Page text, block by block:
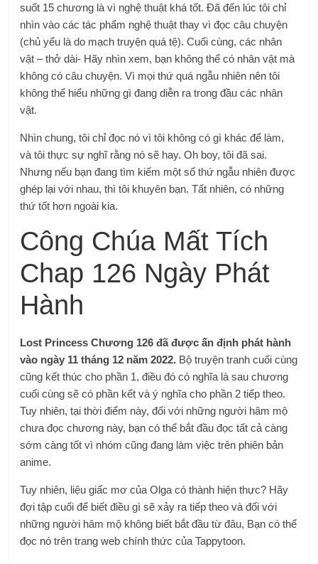
suốt 15 chương là vì nghệ thuật khá tốt. Đã đến lúc tôi chỉ
nhìn vào các tác phẩm nghệ thuật thay vì đọc câu chuyện
(chủ yếu là do mạch truyện quá tệ). Cuối cùng, các nhân
vật – thở dài- Hãy nhìn xem, bạn không thể có nhân vật mà
không có câu chuyện. Vì mọi thứ quá ngẫu nhiên nên tôi
không thể hiểu những gì đang diễn ra trong đầu các nhân
vật.
Nhìn chung, tôi chỉ đọc nó vì tôi không có gì khác để làm,
và tôi thực sự nghĩ rằng nó sẽ hay. Oh boy, tôi đã sai.
Nhưng nếu bạn đang tìm kiếm một số thứ ngẫu nhiên được
ghép lại với nhau, thì tôi khuyên bạn. Tất nhiên, có những
thứ tốt hơn ngoài kia.
Công Chúa Mất Tích
Chap 126 Ngày Phát
Hành
Lost Princess Chương 126 đã được ấn định phát hành
vào ngày 11 tháng 12 năm 2022. Bộ truyện tranh cuối cùng
cũng kết thúc cho phần 1, điều đó có nghĩa là sau chương
cuối cùng sẽ có phần kết và ý nghĩa cho phần 2 tiếp theo.
Tuy nhiên, tại thời điểm này, đối với những người hâm mộ
chưa đọc chương này, bạn có thể bắt đầu đọc tất cả càng
sớm càng tốt vì nhóm cũng đang làm việc trên phiên bản
anime.
Tuy nhiên, liệu giấc mơ của Olga có thành hiện thực? Hãy
đợi tập cuối để biết điều gì sẽ xảy ra tiếp theo và đối với
những người hâm mộ không biết bắt đầu từ đâu, Bạn có thể
đọc nó trên trang web chính thức của Tappytoon.